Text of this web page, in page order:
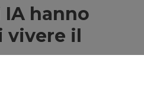
hanno
vivere il